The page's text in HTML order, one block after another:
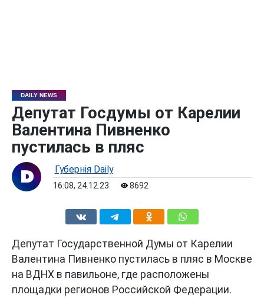
DAILY NEWS
Депутат Госдумы от Карелии
Валентина Пивненко
пустилась в пляс
Губернiя Daily
16:08, 24.12.23 8692
Депутат Государственной Думы от Карелии
Валентина Пивненко пустилась в пляс в Москве
на ВДНХ в павильоне, где расположены
площадки регионов Российской Федерации.